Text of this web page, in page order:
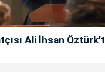
Ali İhsan